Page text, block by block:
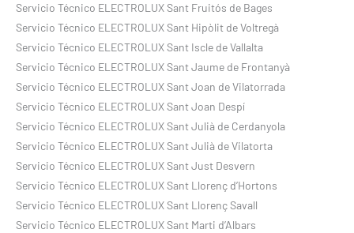
Servicio Técnico ELECTROLUX Sant Fruitós de Bages
Servicio Técnico ELECTROLUX Sant Hipòlit de Voltregà
Servicio Técnico ELECTROLUX Sant Iscle de Vallalta
Servicio Técnico ELECTROLUX Sant Jaume de Frontanyà
Servicio Técnico ELECTROLUX Sant Joan de Vilatorrada
Servicio Técnico ELECTROLUX Sant Joan Despí
Servicio Técnico ELECTROLUX Sant Julià de Cerdanyola
Servicio Técnico ELECTROLUX Sant Julià de Vilatorta
Servicio Técnico ELECTROLUX Sant Just Desvern
Servicio Técnico ELECTROLUX Sant Llorenç d’Hortons
Servicio Técnico ELECTROLUX Sant Llorenç Savall
Servicio Técnico ELECTROLUX Sant Marti d’Albars